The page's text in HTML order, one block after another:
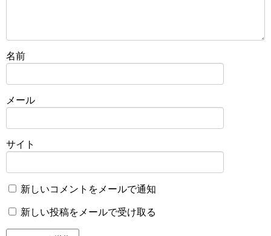
名前
メール
サイト
新しいコメントをメールで通知
新しい投稿をメールで受け取る